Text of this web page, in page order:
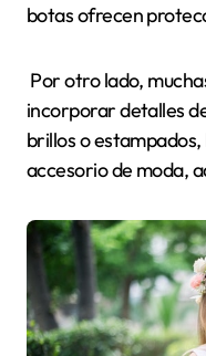
botas ofrecen
Por otro lado,
incorporar detalles
brillos o
accesorio de moda,